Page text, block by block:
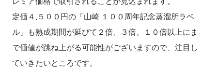
定価４,５００円の「山崎 １００周年記念蒸溜所ラベ
ル」も熟成期間が延びて２倍、３倍、１０倍以上にま
で価値が跳ね上がる可能性がございますので、注目し
ていきたいところです。